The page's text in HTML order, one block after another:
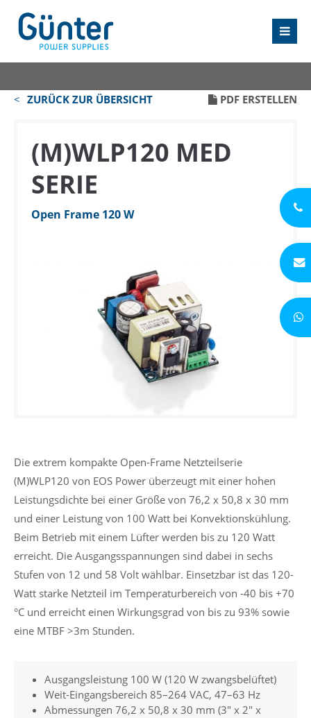
PDF ERSTELLEN
ZURÜCK ZUR ÜBERSICHT
(M)WLP120 MED
SERIE
Open Frame 120 W
Die extrem kompakte Open-Frame Netzteilserie
(M)WLP120 von EOS Power überzeugt mit einer hohen
Leistungsdichte bei einer Größe von 76,2 x 50,8 x 30 mm
und einer Leistung von 100 Watt bei Konvektionskühlung.
Beim Betrieb mit einem Lüfter werden bis zu 120 Watt
erreicht. Die Ausgangsspannungen sind dabei in sechs
Stufen von 12 und 58 Volt wählbar. Einsetzbar ist das 120-
Watt starke Netzteil im Temperaturbereich von -40 bis +70
°C und erreicht einen Wirkungsgrad von bis zu 93% sowie
eine MTBF >3m Stunden.
Ausgangsleistung 100 W (120 W zwangsbelüftet)
Weit-Eingangsbereich 85–264 VAC, 47–63 Hz
Abmessungen 76,2 x 50,8 x 30 mm (3" x 2" x